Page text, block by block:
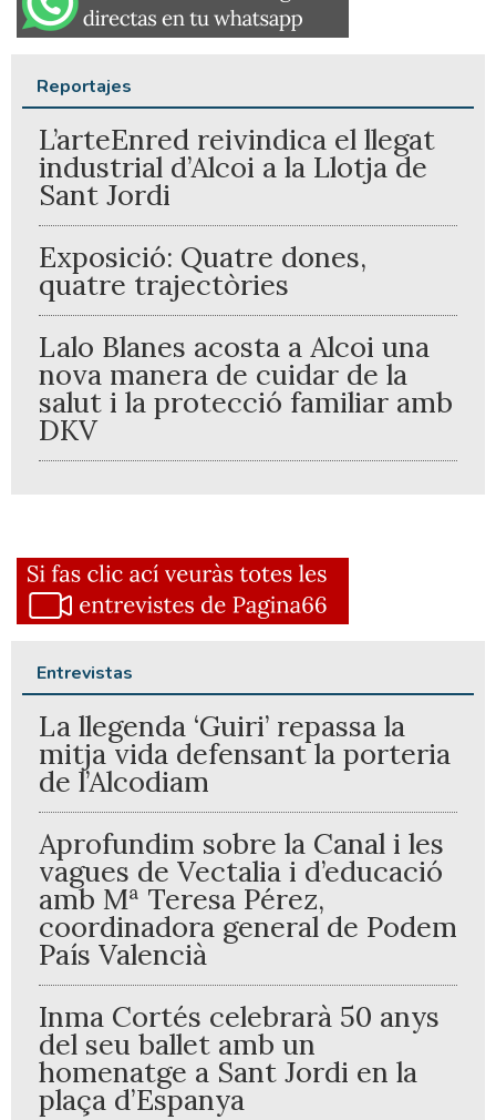
Reportajes
L’arteEnred reivindica el llegat
industrial d’Alcoi a la Llotja de
Sant Jordi
Exposició: Quatre dones,
quatre trajectòries
Lalo Blanes acosta a Alcoi una
nova manera de cuidar de la
salut i la protecció familiar amb
DKV
Entrevistas
La llegenda ‘Guiri’ repassa la
mitja vida defensant la porteria
de l’Alcodiam
Aprofundim sobre la Canal i les
vagues de Vectalia i d’educació
amb Mª Teresa Pérez,
coordinadora general de Podem
País Valencià
Inma Cortés celebrarà 50 anys
del seu ballet amb un
homenatge a Sant Jordi en la
plaça d’Espanya